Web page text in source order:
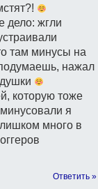
дело: жгли
там минусы на
нажал
которую тоже
я
много в
Ответить »